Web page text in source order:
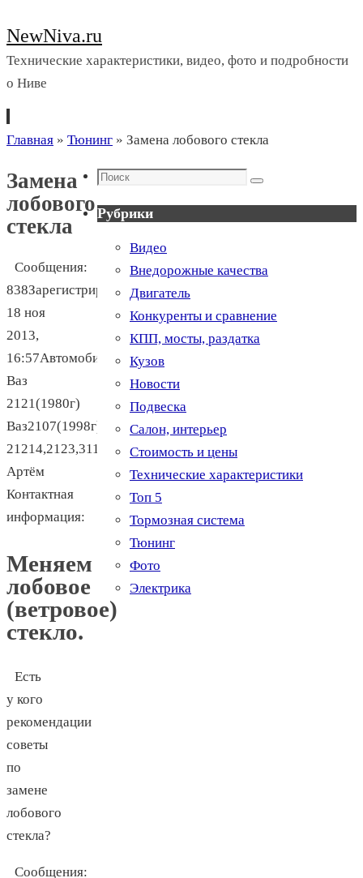
NewNiva.ru
Технические характеристики, видео, фото и подробности
о Ниве
Перейти
содержимому
Главная » Тюнинг » Замена лобового стекла
Замена
лобового
стекла
Сообщения:
838Зарегистрирован:
18 ноя
2013,
16:57Автомобиль:
Ваз
2121(1980г)
Ваз2107(1998г)Рабочие
21214,2123,3110,газ3307Имя:
Артём
Контактная
информация:
Меняем
лобовое
(ветровое)
стекло.
Есть
у кого
рекомендации
советы
по
замене
лобового
стекла?
Сообщения:
Поиск
Поиск
Рубрики
Видео
Внедорожные качества
Двигатель
Конкуренты и сравнение
КПП, мосты, раздатка
Кузов
Новости
Подвеска
Салон, интерьер
Стоимость и цены
Технические характеристики
Топ 5
Тормозная система
Тюнинг
Фото
Электрика